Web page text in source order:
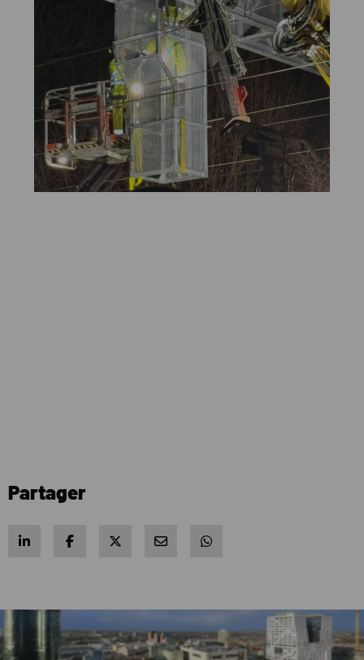
Partager
Share on LinkedIn
Share on Facebook
Share on XShare via e-mailShare via WhatsApp